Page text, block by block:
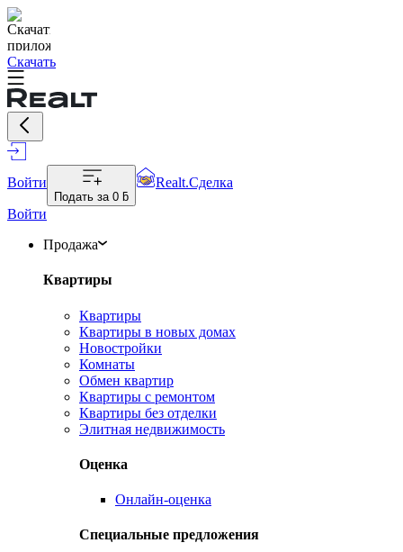
Скачать
Войти
Подать за 0 ƃ
Realt.Сделка
Войти
Продажа
Квартиры
Квартиры
Квартиры в новых домах
Новостройки
Комнаты
Обмен квартир
Квартиры с ремонтом
Квартиры без отделки
Элитная недвижимость
Оценка
Онлайн-оценка
Специальные предложения